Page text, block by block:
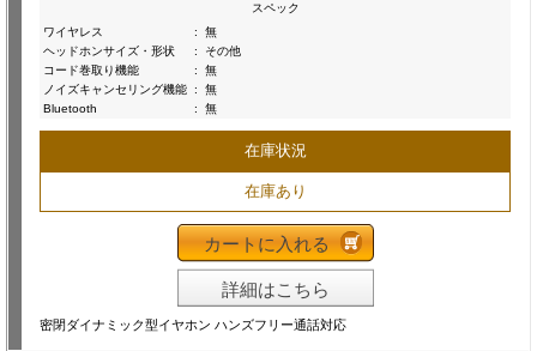
スペック
ワイヤレス
:
無
ヘッドホンサイズ・形状
:
その他
コード巻取り機能
:
無
ノイズキャンセリング機能 :
無
Bluetooth
: 無
在庫状況
在庫あり
カートに入れる
詳細はこちら
密閉ダイナミック型イヤホン ハンズフリー通話対応